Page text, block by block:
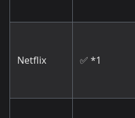
Netflix ✅ *1